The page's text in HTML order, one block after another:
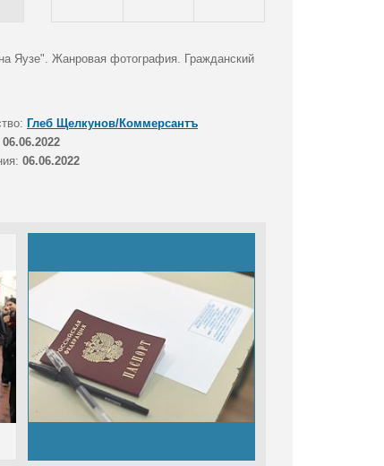
Яузе". Жанровая фотография. Гражданский
Глеб Щелкунов/Коммерсантъ
06.06.2022
06.06.2022